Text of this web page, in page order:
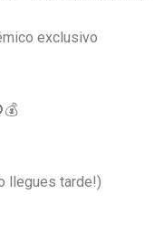
exclusivo
llegues tarde!)